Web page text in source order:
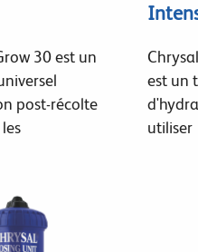
30 est un
post-récolte
est un
utiliser